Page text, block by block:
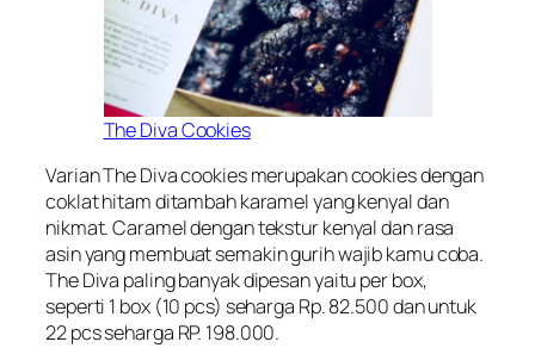
The Diva Cookies
Varian The Diva cookies merupakan cookies dengan
coklat hitam ditambah karamel yang kenyal dan
nikmat. Caramel dengan tekstur kenyal dan rasa
asin yang membuat semakin gurih wajib kamu coba.
The Diva paling banyak dipesan yaitu per box,
seperti 1 box (10 pcs) seharga Rp. 82.500 dan untuk
22 pcs seharga RP. 198.000.